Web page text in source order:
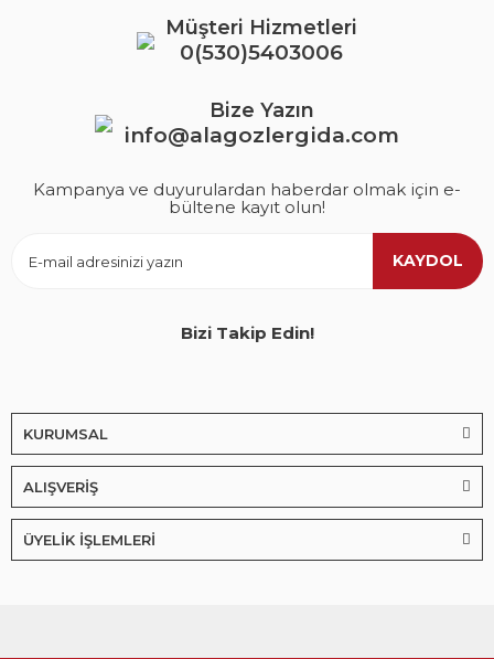
Müşteri Hizmetleri
0(530)5403006
Bize Yazın
info@alagozlergida.com
Kampanya ve duyurulardan haberdar olmak için e-
bültene kayıt olun!
KAYDOL
Bizi Takip Edin!
KURUMSAL
ALIŞVERİŞ
ÜYELİK İŞLEMLERİ